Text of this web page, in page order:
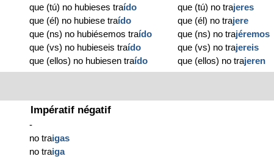
que (tú) no hubieses traído
que (él) no hubiese traído
que (ns) no hubiésemos traído
que (vs) no hubieseis traído
que (ellos) no hubiesen traído
que (tú) no trajeres
que (él) no trajere
que (ns) no trajéremos
que (vs) no trajereis
que (ellos) no trajeren
Impératif négatif
-
no traigas
no traiga